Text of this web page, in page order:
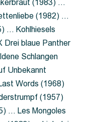
(1983) …
(1982) …
… Kohlhiesels
Drei blaue Panther
Schlangen
Unbekannt
Words (1968)
(1957)
… Les Mongoles